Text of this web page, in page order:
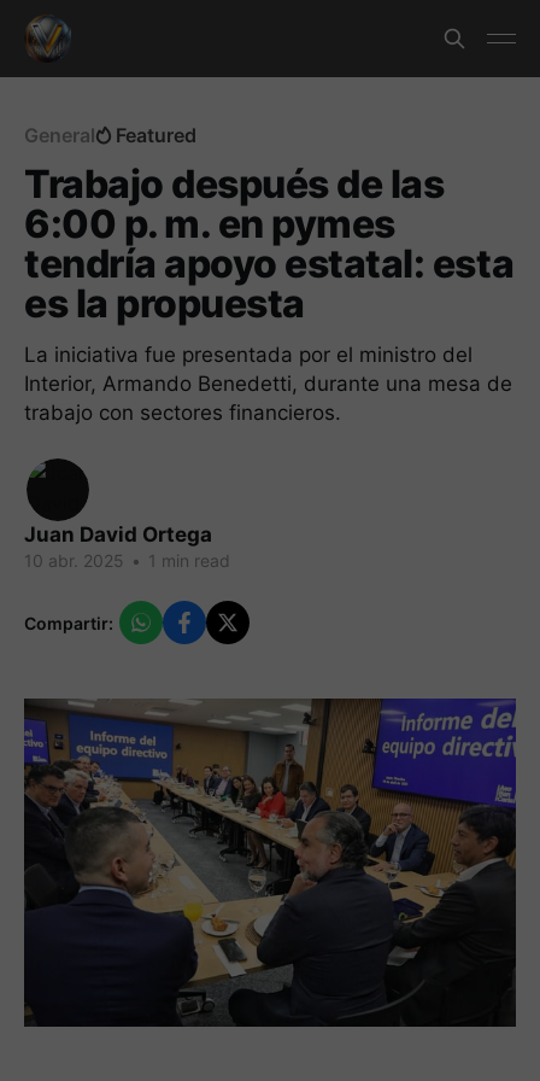
General Featured
Trabajo después de las
6:00 p. m. en pymes
tendría apoyo estatal: esta
es la propuesta
La iniciativa fue presentada por el ministro del
Interior, Armando Benedetti, durante una mesa de
trabajo con sectores financieros.
Juan David Ortega
10 abr. 2025 • 1 min read
Compartir: